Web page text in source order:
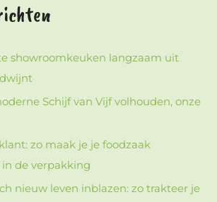
showroomkeuken langzaam uit
Schijf van Vijf volhouden, onze
zo maak je je foodzaak
de verpakking
nieuw leven inblazen: zo trakteer je